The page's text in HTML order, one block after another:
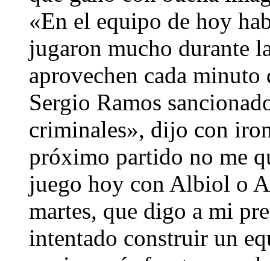
«En el equipo de hoy
jugaron mucho durante
aprovechen cada
Sergio Ramos
criminales», dijo con
próximo partido no me
juego hoy con Albiol o
martes, que digo a mi
intentado construir un